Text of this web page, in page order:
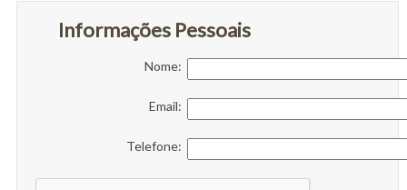
Informações Pessoais
Nome:
Email:
Telefone: